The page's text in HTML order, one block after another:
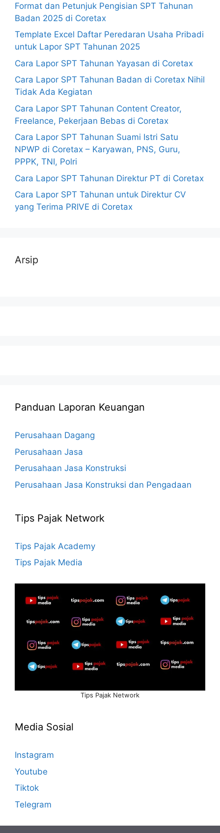
Format dan Petunjuk Pengisian SPT Tahunan
Badan 2025 di Coretax
Template Excel Daftar Peredaran Usaha Pribadi
untuk Lapor SPT Tahunan 2025
Cara Lapor SPT Tahunan Yayasan di Coretax
Cara Lapor SPT Tahunan Badan di Coretax Nihil
Tidak Ada Kegiatan
Cara Lapor SPT Tahunan Content Creator,
Freelance, Pekerjaan Bebas di Coretax
Cara Lapor SPT Tahunan Suami Istri Satu
NPWP di Coretax – Karyawan, PNS, Guru,
PPPK, TNI, Polri
Cara Lapor SPT Tahunan Direktur PT di Coretax
Cara Lapor SPT Tahunan untuk Direktur CV
yang Terima PRIVE di Coretax
Arsip
Panduan Laporan Keuangan
Perusahaan Dagang
Perusahaan Jasa
Perusahaan Jasa Konstruksi
Perusahaan Jasa Konstruksi dan Pengadaan
Tips Pajak Network
Tips Pajak Academy
Tips Pajak Media
Tips Pajak Network
Media Sosial
Instagram
Youtube
Tiktok
Telegram